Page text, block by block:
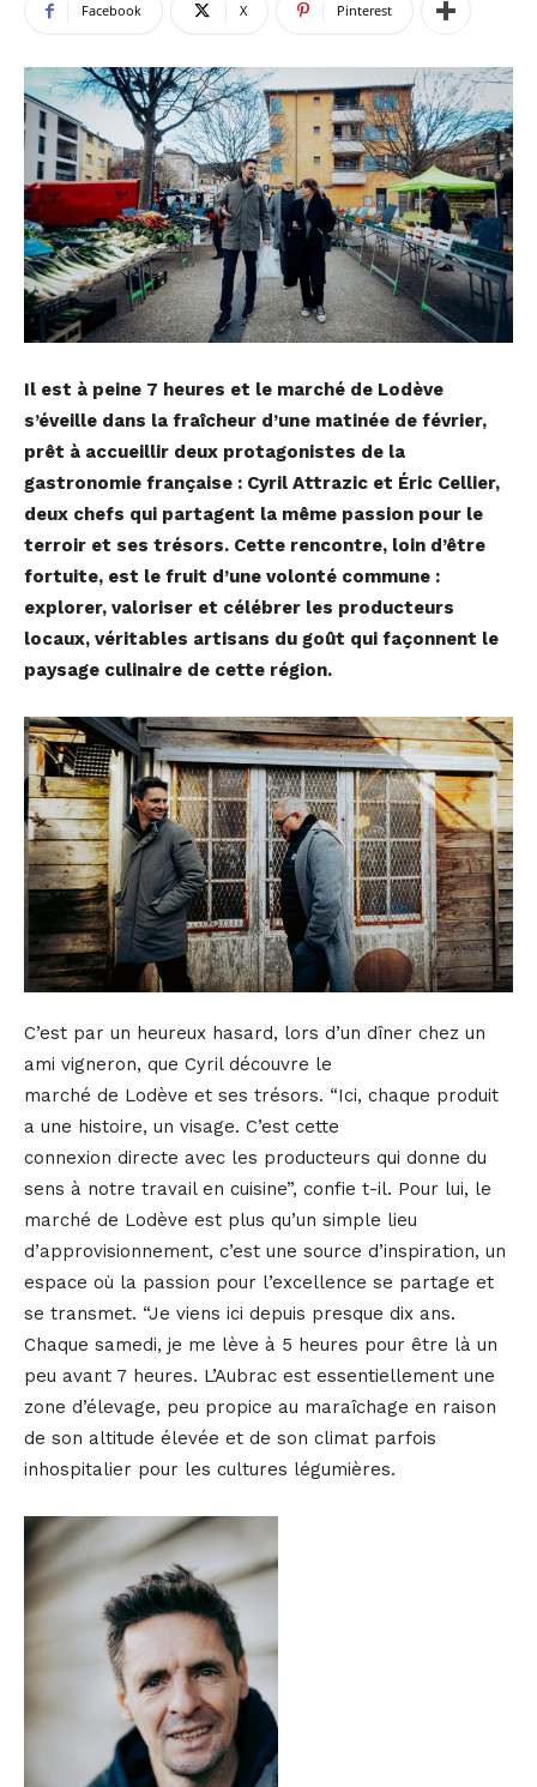
Facebook X Pinterest
Il est à peine 7 heures et le marché de Lodève
s’éveille dans la fraîcheur d’une matinée de février,
prêt à accueillir deux protagonistes de la
gastronomie française : Cyril Attrazic et Éric Cellier,
deux chefs qui partagent la même passion pour le
terroir et ses trésors. Cette rencontre, loin d’être
fortuite, est le fruit d’une volonté commune :
explorer, valoriser et célébrer les producteurs
locaux, véritables artisans du goût qui façonnent le
paysage culinaire de cette région.
C’est par un heureux hasard, lors d’un dîner chez un
ami vigneron, que Cyril découvre le
marché de Lodève et ses trésors. “Ici, chaque produit
a une histoire, un visage. C’est cette
connexion directe avec les producteurs qui donne du
sens à notre travail en cuisine”, confie t-il. Pour lui, le
marché de Lodève est plus qu’un simple lieu
d’approvisionnement, c’est une source d’inspiration, un
espace où la passion pour l’excellence se partage et
se transmet. “Je viens ici depuis presque dix ans.
Chaque samedi, je me lève à 5 heures pour être là un
peu avant 7 heures. L’Aubrac est essentiellement une
zone d’élevage, peu propice au maraîchage en raison
de son altitude élevée et de son climat parfois
inhospitalier pour les cultures légumières.